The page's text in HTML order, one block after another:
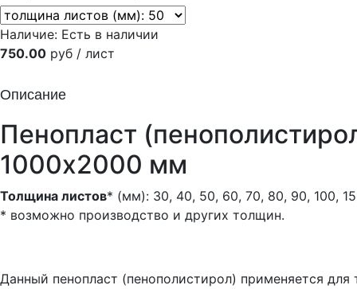
Наличие: Есть в наличии
750.00 руб / лист
Описание
Пенопласт
1000х2000 мм
Толщина листов* (мм): 30, 40, 50, 60, 70, 80, 90, 100,
* возможно производство и других толщин.
Данный пенопласт (пенополистирол) применяется